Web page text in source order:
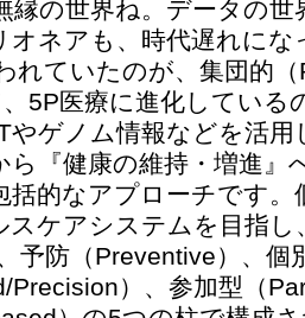
縁の世界ね。データの世
オネアも、時代遅れに
れていたのが、集団的
5P医療に進化している
やゲノム情報などを活
ら『健康の維持・増進』
括的なアプローチです。
スケアシステムを目指し
予防（Preventive）、個
Precision）、参加型（